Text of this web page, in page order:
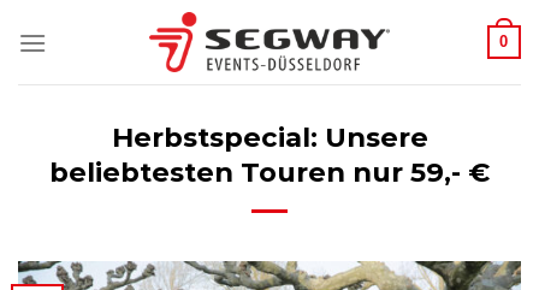
Inhalt
0
Herbstspecial: Unsere
beliebtesten Touren nur 59,- €